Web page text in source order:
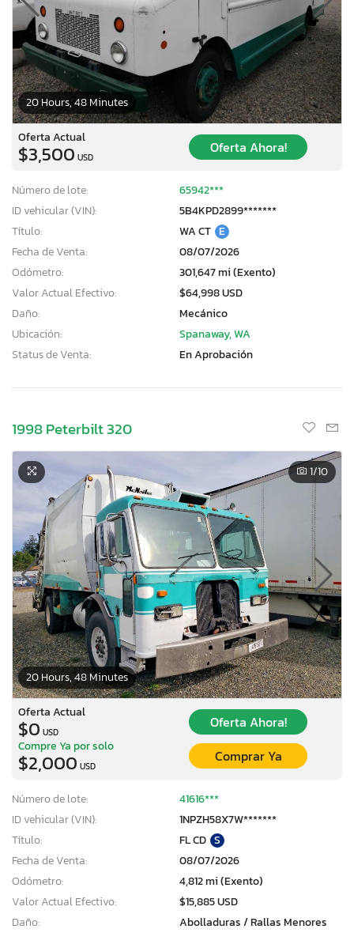
20 Hours, 48 Minutes
Oferta Actual
$3,500 USD
Oferta Ahora!
Número de lote:
65942***
ID vehicular (VIN):
5B4KPD2899*******
Título:
WA CT E
Fecha de Venta:
08/07/2026
Odómetro:
301,647 mi (Exento)
Valor Actual Efectivo:
$64,998 USD
Daño:
Mecánico
Ubicación:
Spanaway, WA
Status de Venta:
En Aprobación
1998 Peterbilt 320
20 Hours, 48 Minutes
1/10
Oferta Actual
$0 USD
Oferta Ahora!
Compre Ya por solo
$2,000 USD
Comprar Ya
Número de lote:
41616***
ID vehicular (VIN):
1NPZH58X7W*******
Título:
FL CD S
Fecha de Venta:
08/07/2026
Odómetro:
4,812 mi (Exento)
Valor Actual Efectivo:
$15,885 USD
Daño:
Abolladuras / Rallas Menores